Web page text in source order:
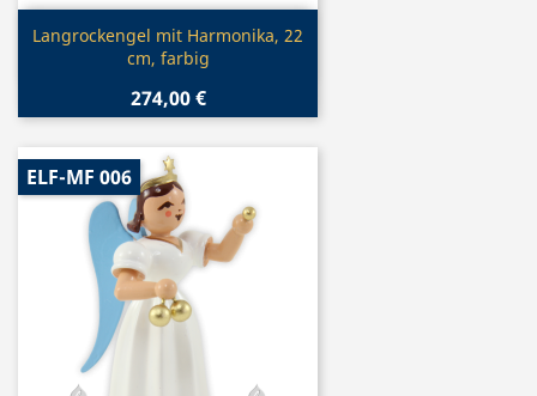
Vorschau
Langrockengel mit Harmonika, 22
cm, farbig
274,00 €
ELF-MF 006